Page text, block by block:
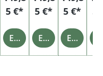
5 €*
Einzelheiten
5 €*
Einzelheiten
5 €*
Einzelheiten
5